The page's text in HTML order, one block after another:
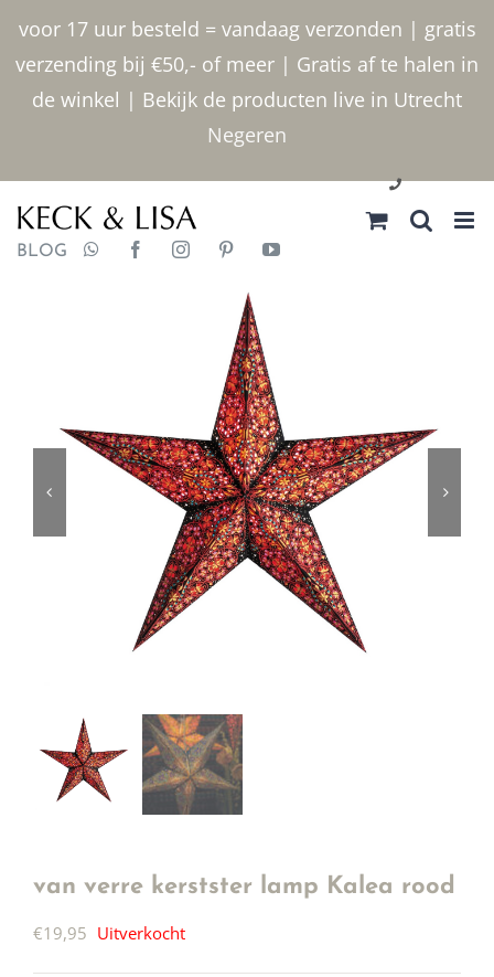
voor 17 uur besteld = vandaag verzonden | gratis
verzending bij €50,- of meer | Gratis af te halen in
de winkel | Bekijk de producten live in Utrecht
Negeren
inhoud
030 2400000
BLOG
van verre kerstster lamp Kalea rood
€19,95 Uitverkocht